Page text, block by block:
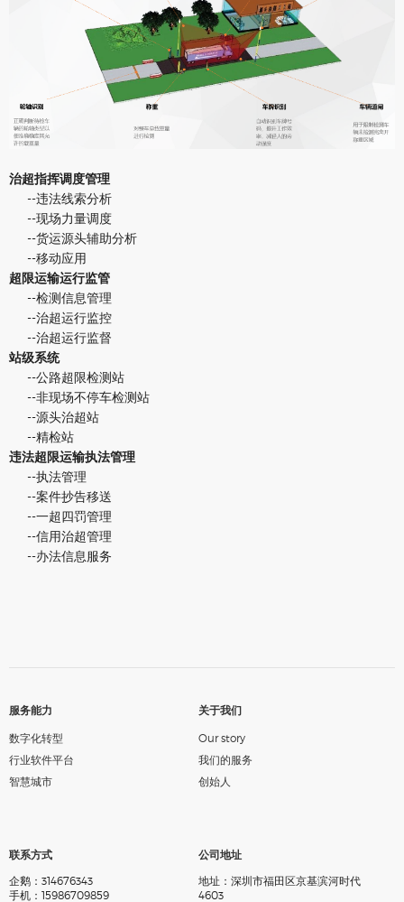
治超指挥调度管理
--违法线索分析
--现场力量调度
--货运源头辅助分析
--移动应用
超限运输运行监管
--检测信息管理
--治超运行监控
--治超运行监督
站级系统
--公路超限检测站
--非现场不停车检测站
--源头治超站
--精检站
违法超限运输执法管理
--执法管理
--案件抄告移送
--一超四罚管理
--信用治超管理
--办法信息服务
服务能力
数字化转型
行业软件平台
智慧城市
关于我们
Our story
我们的服务
创始人
联系方式
企鹅：314676343
手机：15986709859
公司地址
地址：深圳市福田区京基滨河时代
4603